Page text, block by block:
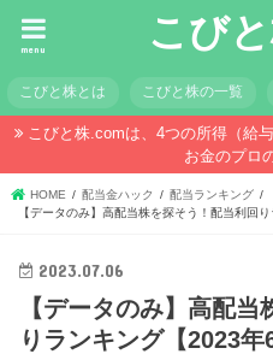
こび
menu
こびと株とは こびと株の一覧
こびと株.comは、4つの所得（給
お金のプロ
HOME 配当金ハック
配当ランキング
【データのみ】高配当株を探そう！配当利回
2023.07.06
【データのみ】高配
りランキング【2023年